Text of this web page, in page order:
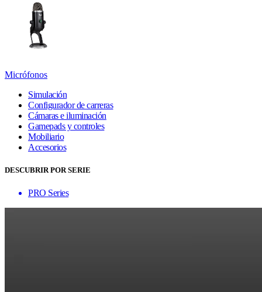
Micrófonos
Simulación
Configurador de carreras
Cámaras e iluminación
Gamepads y controles
Mobiliario
Accesorios
DESCUBRIR POR SERIE
PRO Series